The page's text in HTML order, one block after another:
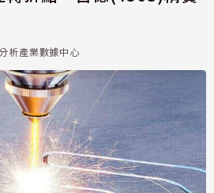
析產業數據中心